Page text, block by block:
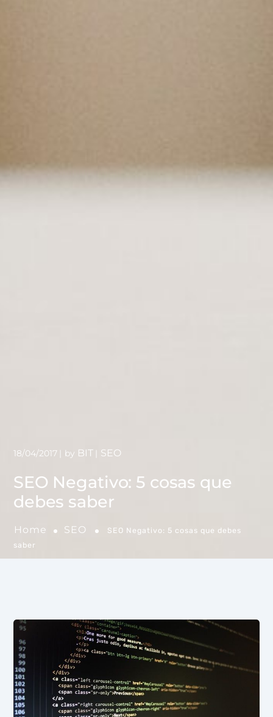
SEO Negativo: 5 cosas que
debes saber
Home SEO
SEO Negativo: 5 cosas que debes
saber
18/04/2017 by BIT SEO